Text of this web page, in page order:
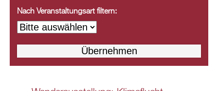
Nach Veranstaltungsart filtern: